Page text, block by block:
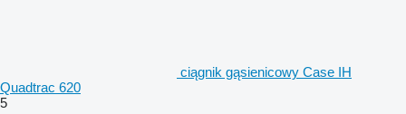
ciągnik gąsienicowy Case IH
Quadtrac 620
5